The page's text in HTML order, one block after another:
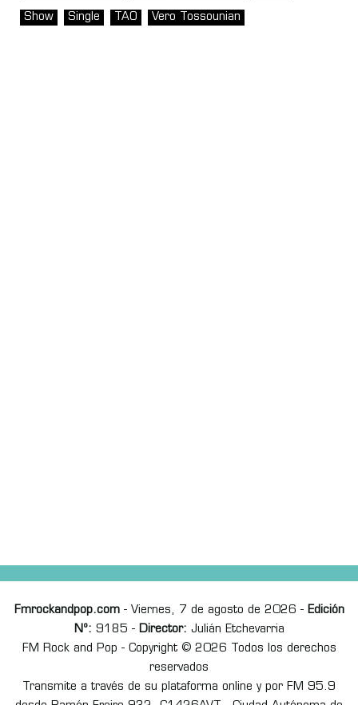
Show Single TAO Vero Tossounian
Fmrockandpop.com- Viernes, 7 de agosto de 2026 - Edición
Nº: 9185 - Director: Julián Etchevarria
FM Rock and Pop - Copyright © 2026 Todos los derechos
reservados
Transmite a través de su plataforma online y por FM 95.9